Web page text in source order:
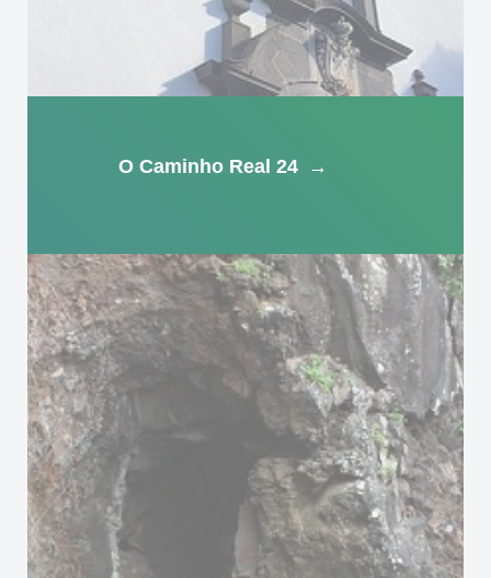
O Caminho Real 24 →